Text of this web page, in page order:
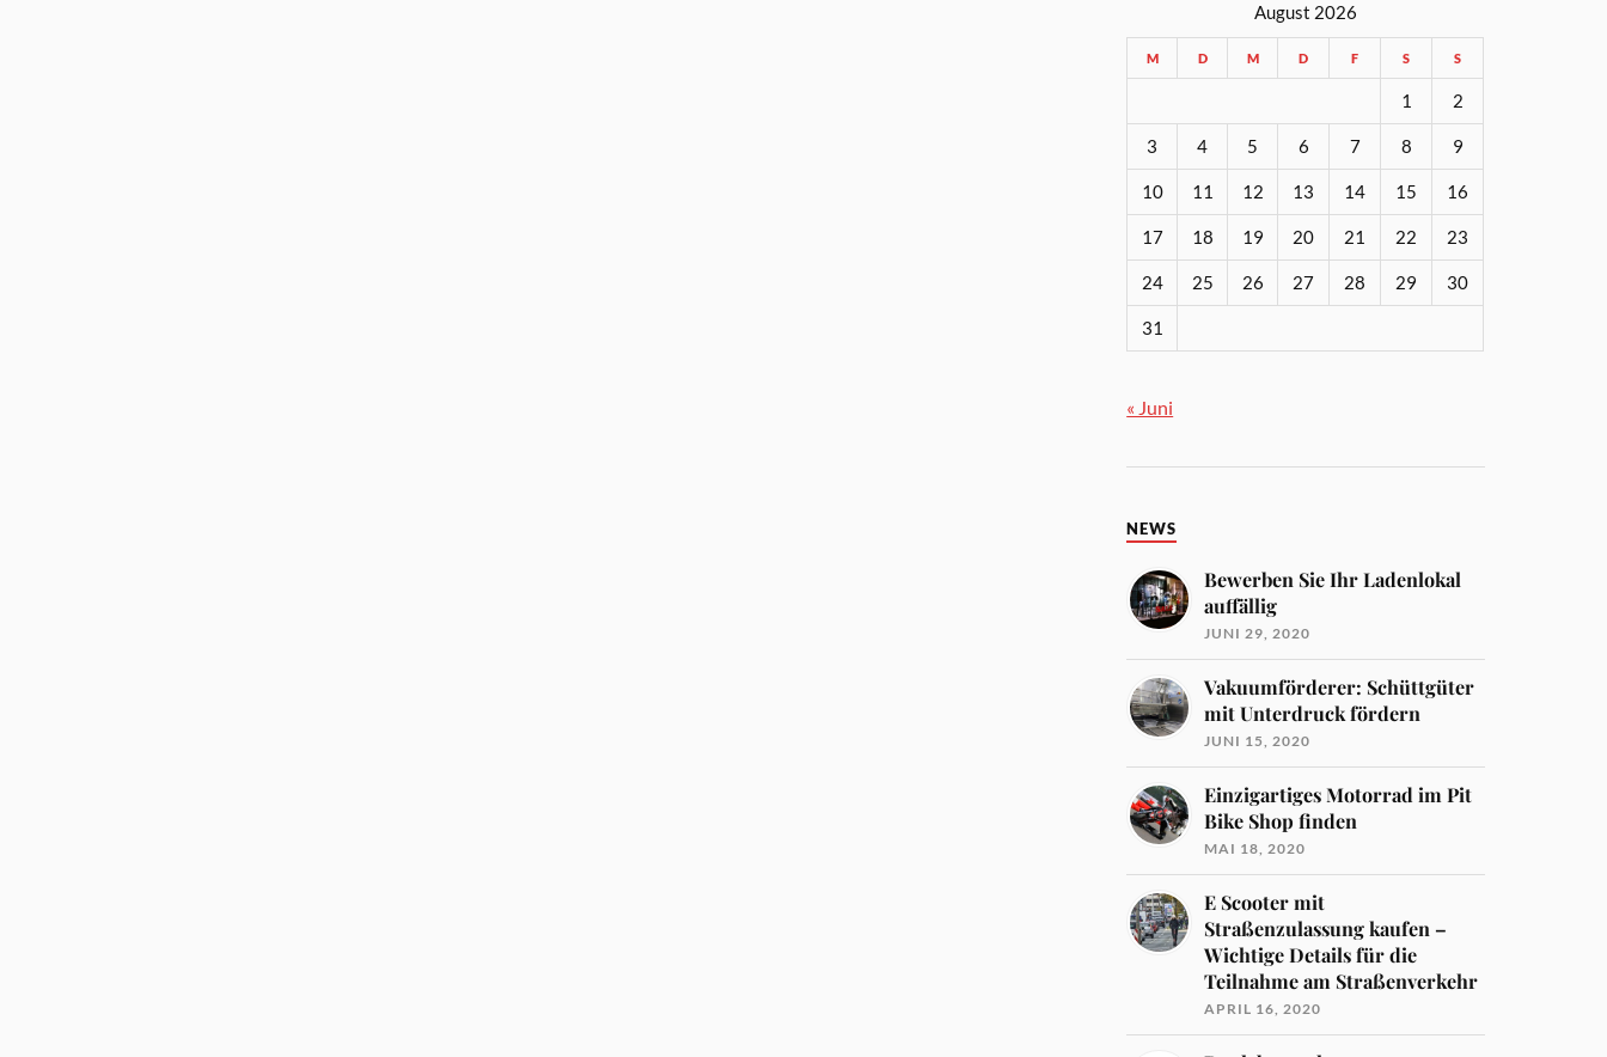
August 2026
M D M D F S S
1 2
3 4 5 6 7 8 9
10 11 12 13 14 15 16
17 18 19 20 21 22 23
24 25 26 27 28 29 30
31
« Juni
NEWS
Bewerben Sie Ihr Ladenlokal
auffällig
JUNI 29, 2020
Vakuumförderer: Schüttgüter
mit Unterdruck fördern
JUNI 15, 2020
Einzigartiges Motorrad im Pit
Bike Shop finden
MAI 18, 2020
E Scooter mit
Straßenzulassung kaufen –
Wichtige Details für die
Teilnahme am Straßenverkehr
APRIL 16, 2020